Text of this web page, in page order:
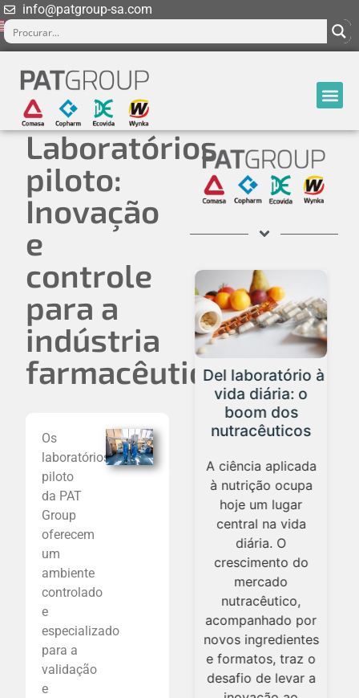
info@patgroup-sa.com
Laboratórios
piloto:
Inovação
e
controle
para a
indústria
farmacêutica
Os
laboratórios
piloto
da PAT
Group
oferecem
um
ambiente
controlado
e
especializado
para a
validação
e
Del laboratório à
nutracêuticos
A ciência aplicada
à nutrição ocupa
hoje um lugar
central na vida
diária. O
crescimento do
mercado
nutracêutico,
acompanhado por
novos ingredientes
e formatos, traz o
desafio de levar a
A Planta Piloto
da PAT Group:
um espaço
essencial para
otimizar
processos
industriais
O que acontece
quando um
processo industrial
pode ser testado e
otimizado antes
de chegar à
planta? Na Planta
Piloto da PAT
Group, essa etapa